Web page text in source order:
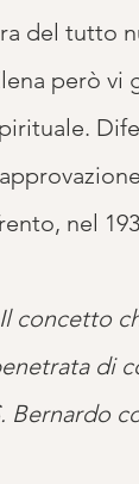
del tutto
però vi
nel
concetto
di
Bernardo